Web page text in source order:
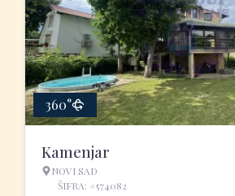
360°
Kamenjar
NOVI SAD
ŠIFRA: #574082